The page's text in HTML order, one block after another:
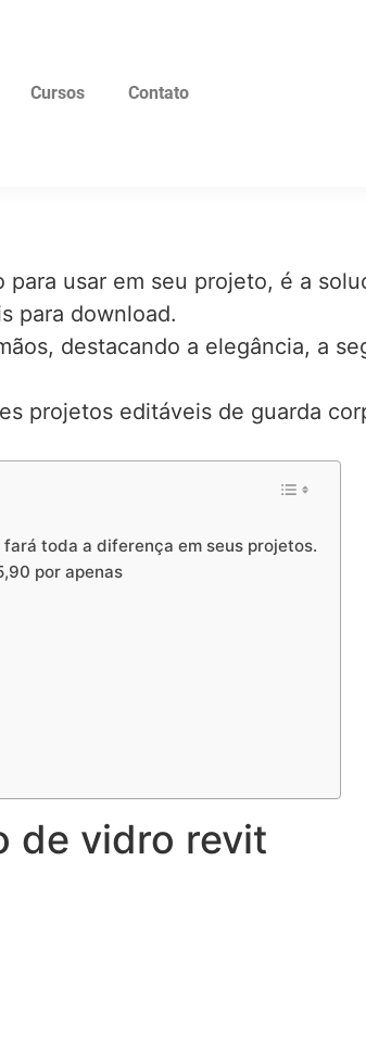
Cursos Contato
usar em seu projeto, é a
para download.
destacando a elegância, a
projetos editáveis de guarda
toda a diferença em seus projetos.
por apenas
de vidro revit